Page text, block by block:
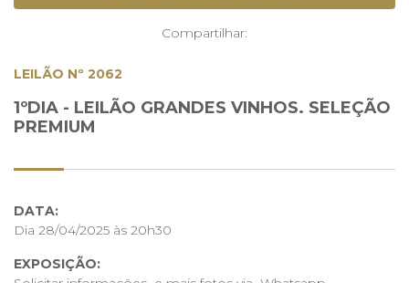
Compartilhar:
LEILÃO Nº 2062
1ºDIA - LEILÃO GRANDES VINHOS. SELEÇÃO
PREMIUM
DATA:
Dia 28/04/2025 às 20h30
EXPOSIÇÃO: